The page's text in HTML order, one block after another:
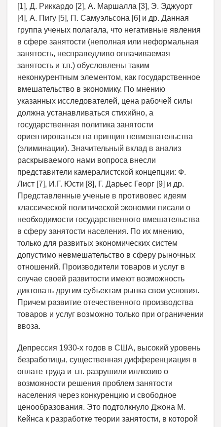
[1], Д. Риккардо [2], А. Маршалла [3], Э. Эджуорт
[4], А. Пигу [5], П. Самуэльсона [6] и др. Данная
группа ученых полагала, что негативные явления
в сфере занятости (неполная или неформальная
занятость, несправедливо оплачиваемая
занятость и т.п.) обусловлены таким
неконкурентным элементом, как государственное
вмешательство в экономику. По мнению
указанных исследователей, цена рабочей силы
должна устанавливаться стихийно, а
государственная политика занятости
ориентироваться на принцип невмешательства
(элиминации). Значительный вклад в анализ
раскрываемого нами вопроса внесли
представители камералистской концепции: Ф.
Лист [7], И.Г. Юсти [8], Г. Дарьес Георг [9] и др.
Представленные ученые в противовес идеям
классической политической экономии писали о
необходимости государственного вмешательства
в сферу занятости населения. По их мнению,
только для развитых экономических систем
допустимо невмешательство в сферу рыночных
отношений. Производители товаров и услуг в
случае своей развитости имеют возможность
диктовать другим субъектам рынка свои условия.
Причем развитие отечественного производства
товаров и услуг возможно только при ограничении
ввоза.
Депрессия 1930-х годов в США, высокий уровень
безработицы, существенная дифференциация в
оплате труда и т.п. разрушили иллюзию о
возможности решения проблем занятости
населения через конкуренцию и свободное
ценообразования. Это подтолкнуло Джона М.
Кейнса к разработке теории занятости, в которой